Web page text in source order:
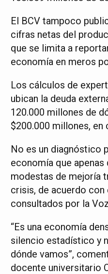
El BCV tampoco
cifras netas del
que se limita a
economía en meros
Los cálculos de
ubican la deuda
120.000 millones de
$200.000 millones, en
No es un diagnóstico
economía que apenas
modestas de mejoría
crisis, de acuerdo
consultados por la
“Es una economía
silencio estadístico y
dónde vamos”,
docente universitario